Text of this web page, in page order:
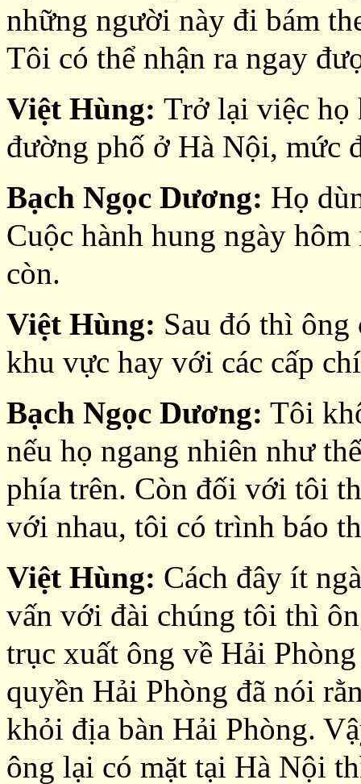
những người này đi bám
Tôi có thể nhận ra ngay
Việt Hùng: Trở lại việc họ
đường phố ở Hà Nội, mức
Bạch Ngọc Dương: Họ
Cuộc hành hung ngày
còn.
Việt Hùng: Sau đó thì
khu vực hay với các cấp
Bạch Ngọc Dương: Tôi
nếu họ ngang nhiên như
phía trên. Còn đối với tôi
với nhau, tôi có trình báo
Việt Hùng: Cách đây ít
vấn với đài chúng tôi thì
trục xuất ông về Hải
quyền Hải Phòng đã nói
khỏi địa bàn Hải Phòng.
ông lại có mặt tại Hà Nội